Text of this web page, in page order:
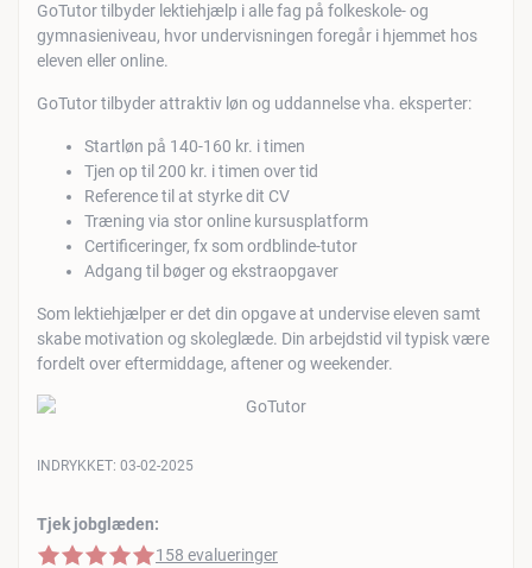
GoTutor tilbyder lektiehjælp i alle fag på folkeskole- og
gymnasieniveau, hvor undervisningen foregår i hjemmet hos
eleven eller online.
GoTutor tilbyder attraktiv løn og uddannelse vha. eksperter:
Startløn på 140-160 kr. i timen
Tjen op til 200 kr. i timen over tid
Reference til at styrke dit CV
Træning via stor online kursusplatform
Certificeringer, fx som ordblinde-tutor
Adgang til bøger og ekstraopgaver
Som lektiehjælper er det din opgave at undervise eleven samt
skabe motivation og skoleglæde. Din arbejdstid vil typisk være
fordelt over eftermiddage, aftener og weekender.
Tjek jobglæden:
5 af 5 stjerner
158 evalueringer
INDRYKKET: 03-02-2025